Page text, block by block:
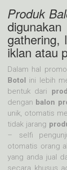
Produk
gathering,
iklan atau
Dalam hal
Botol ini lebih
bentuk dari
dengan balon
unik, otomatis
tidak jarang
– selfi
otomatis orang
yang anda jual
secara khusus